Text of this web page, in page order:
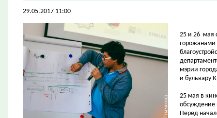
29.05.2017 11:00
25 и 26 мая
горожанами
мэрии
и бульвару
25 мая в
обсуждение
Перед